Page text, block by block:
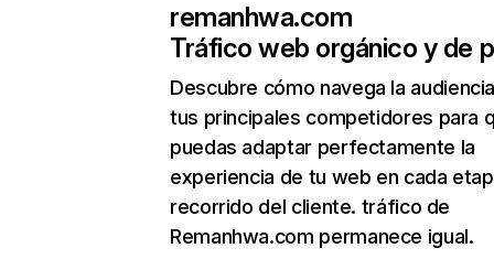
remanhwa.com
Tráfico web orgánico y de
Descubre cómo navega la
tus principales competidores para
puedas adaptar perfectamente la
experiencia de tu web en cada
recorrido del cliente. tráfico de
Remanhwa.com permanece igual.